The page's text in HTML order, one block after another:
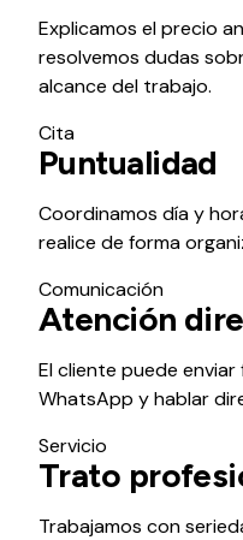
Explicamos el precio
resolvemos dudas
alcance del trabajo.
Cita
Puntualidad
Coordinamos día y
realice de forma
Comunicación
Atención
El cliente puede
WhatsApp y hablar
Servicio
Trato
Trabajamos con